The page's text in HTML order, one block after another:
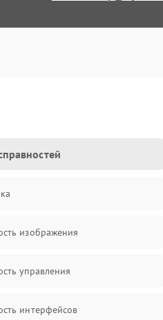
изображения
управления
интерфейсов